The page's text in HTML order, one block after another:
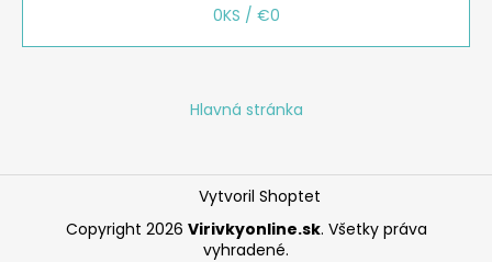
0KS / €0
Hlavná stránka
Vytvoril Shoptet
Copyright 2026 Virivkyonline.sk. Všetky práva
vyhradené.